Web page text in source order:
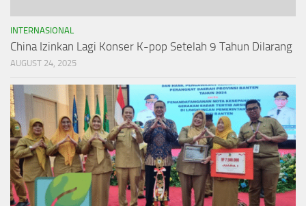
INTERNASIONAL
China Izinkan Lagi Konser K-pop Setelah 9 Tahun Dilarang
AUGUST 24, 2025